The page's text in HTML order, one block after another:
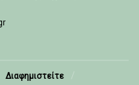
Διαφημιστείτε